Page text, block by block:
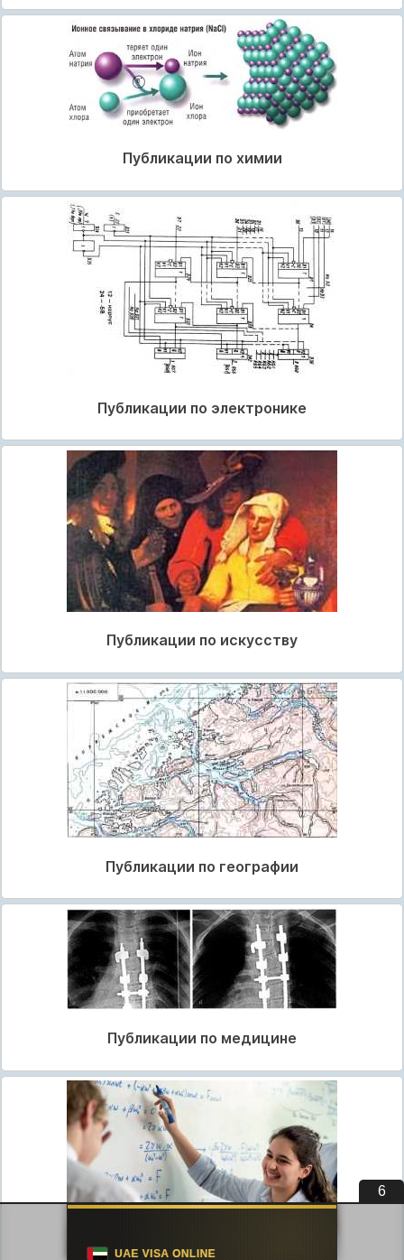
Публикации по химии
Публикации по электронике
Публикации по искусству
Публикации по географии
Публикации по медицине
5